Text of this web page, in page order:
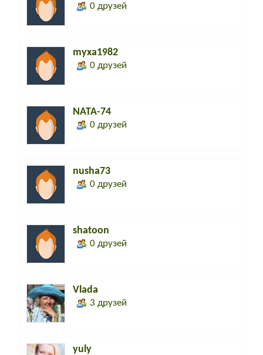
0 друзей
myxa1982
0 друзей
NATA-74
0 друзей
nusha73
0 друзей
shatoon
0 друзей
Vlada
3 друзей
yuly